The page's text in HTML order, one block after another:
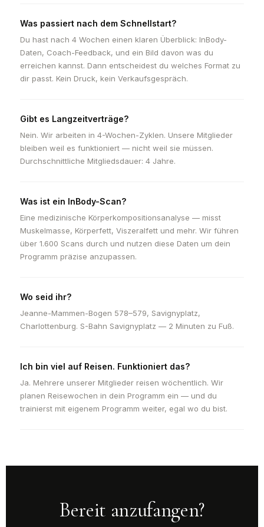
Was passiert nach dem Schnellstart?
Du hast nach 4 Wochen einen klaren Überblick: InBody-
Daten, Coach-Feedback, und ein Bild davon was du
erreichen kannst. Dann entscheidest du welches Format zu
dir passt. Kein Druck, kein Verkaufsgespräch.
Gibt es Langzeitverträge?
Nein. Wir arbeiten in 4-Wochen-Zyklen. Unsere Mitglieder
bleiben weil es funktioniert — nicht weil sie müssen.
Durchschnittliche Mitgliedsdauer: 4 Jahre.
Was ist ein InBody-Scan?
Eine medizinische Körperkompositionsanalyse — misst
Muskelmasse, Körperfett, Viszeralfett und mehr. Wir führen
über 1.600 Scans durch und nutzen diese Daten um dein
Programm präzise anzupassen.
Wo seid ihr?
Jeanne-Mammen-Bogen 578–579, Savignyplatz,
Charlottenburg. S-Bahn Savignyplatz — 2 Minuten zu Fuß.
Ich bin viel auf Reisen. Funktioniert das?
Ja. Mehrere unserer Mitglieder reisen wöchentlich. Wir
planen Reisewochen in dein Programm ein — und du
trainierst mit eigenem Programm weiter, egal wo du bist.
Bereit anzufangen?